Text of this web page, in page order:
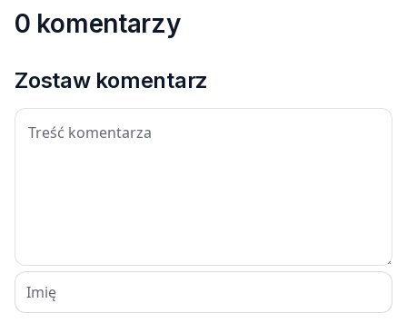
0 komentarzy
Zostaw komentarz